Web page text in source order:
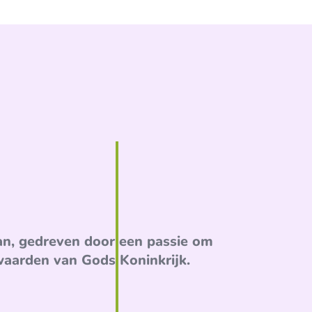
gedreven door een passie om
van Gods Koninkrijk.